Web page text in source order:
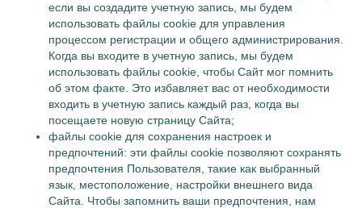
если вы создадите учетную запись, мы будем
использовать файлы cookie для управления
процессом регистрации и общего администрирования.
Когда вы входите в учетную запись, мы будем
использовать файлы cookie, чтобы Сайт мог помнить
об этом факте. Это избавляет вас от необходимости
входить в учетную запись каждый раз, когда вы
посещаете новую страницу Сайта;
файлы cookie для сохранения настроек и
предпочтений: эти файлы cookie позволяют сохранять
предпочтения Пользователя, такие как выбранный
язык, местоположение, настройки внешнего вида
Сайта. Чтобы запомнить ваши предпочтения, нам